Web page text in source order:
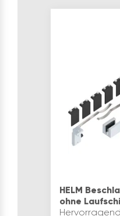
HELM
ohne